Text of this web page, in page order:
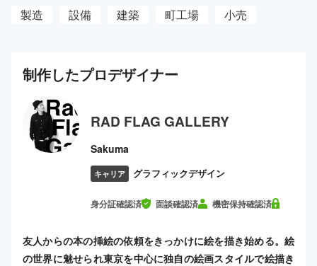
製造 設備 建築 町工場 小売
制作したプロデザイナー
RAD FLAG GALLERY
Sakuma
キャリア グラフィックデザイン
身分証確認済 面談確認済 機密保持確認済
友人からの本の挿絵の依頼をきっかけに絵を描き始める。絵
の世界に魅せられ東京を中心に独自の絵画スタイルで絵描き